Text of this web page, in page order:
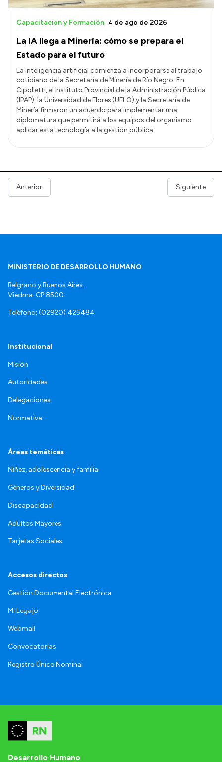
La IA llega a Minería: cómo se prepara el
Estado para el futuro
Capacitación y Formación 4 de ago de 2026
La inteligencia artificial comienza a incorporarse al trabajo
cotidiano de la Secretaría de Minería de Río Negro. En
Cipolletti, el Instituto Provincial de la Administración Pública
(IPAP), la Universidad de Flores (UFLO) y la Secretaría de
Minería firmaron un acuerdo para implementar una
diplomatura que permitirá a los equipos del organismo
aplicar esta tecnología a la gestión pública.
Anterior Siguiente
MINISTERIO DE DESARROLLO HUMANO
Belgrano y Buenos Aires.
Viedma. CP 8500.
Teléfono: (02920) 425484
Institucional
Misión
Autoridades
Delegaciones
Normativa
Áreas temáticas
Niñez, adolescencia y familia
Géneros y Diversidad
Discapacidad
Adultos Mayores
Tarjetas Sociales
Accesos directos
Gestión Documental Electrónica
Mi Legajo
Webmail
Convocatorias
Registro Único Nominal
Desarrollo Humano